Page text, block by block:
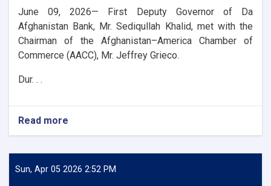
June 09, 2026— First Deputy Governor of Da
Afghanistan Bank, Mr. Sediqullah Khalid, met with the
Chairman of the Afghanistan–America Chamber of
Commerce (AACC), Mr. Jeffrey Grieco.
Dur. . .
Read more
Deputy
Governor
Sun, Apr 05 2026 2:52 PM